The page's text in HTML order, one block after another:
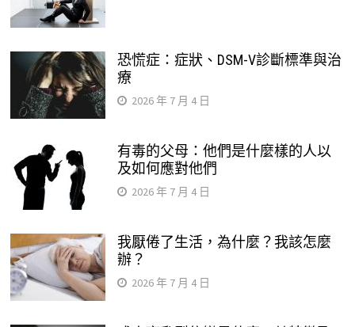
恐慌症：症狀、DSM-V診斷標準與治
療
2026 年 7 月 4 日
有毒的父母：他們是什麼樣的人以
及如何應對他們
2026 年 7 月 4 日
我厭倦了生活，為什麼？我該怎麼
辦？
2026 年 7 月 4 日